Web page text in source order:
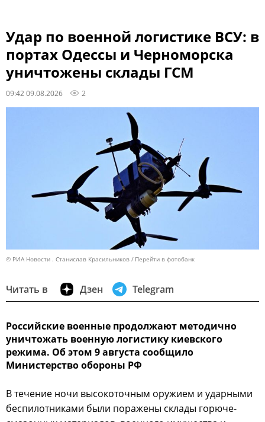
Удар по военной логистике ВСУ: в
портах Одессы и Черноморска
уничтожены склады ГСМ
09:42 09.08.2026 2
© РИА Новости . Станислав Красильников Перейти в фотобанк
Читать в Дзен Telegram
Российские военные продолжают методично
уничтожать военную логистику киевского
режима. Об этом 9 августа сообщило
Министерство обороны РФ
В течение ночи высокоточным оружием и ударными
беспилотниками были поражены склады горюче-